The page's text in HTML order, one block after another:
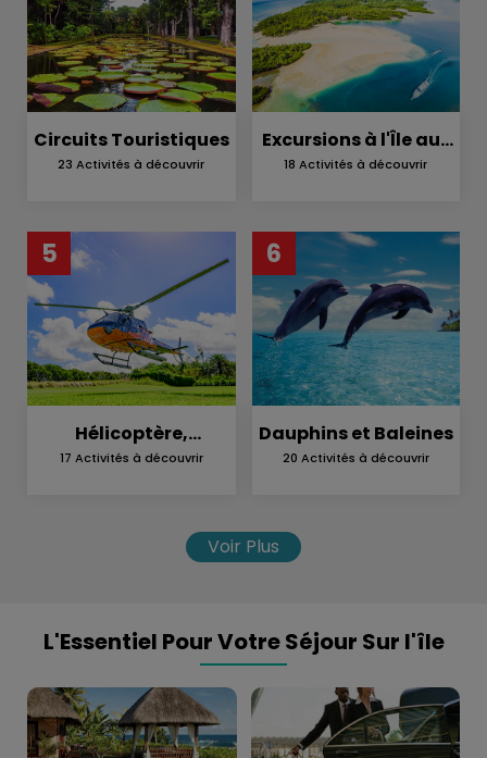
Circuits Touristiques
23 Activités à découvrir
Excursions à l'Île aux
Cerfs
18 Activités à découvrir
5
Hélicoptère,
Hydravion et
17 Activités à découvrir
6
Dauphins et Baleines
20 Activités à découvrir
Voir Plus
L'Essentiel Pour Votre Séjour Sur l'île